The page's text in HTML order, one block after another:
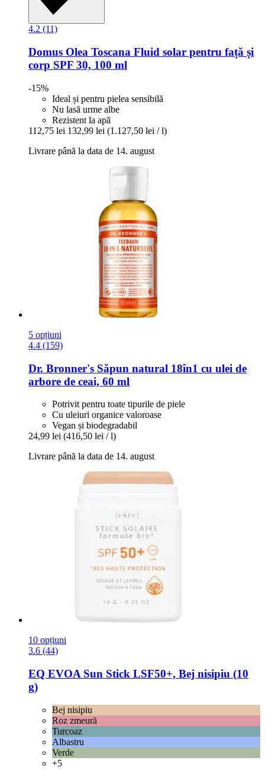
4.2 (11)
Domus Olea Toscana Fluid solar pentru față și
corp SPF 30, 100 ml
-15%
Ideal și pentru pielea sensibilă
Nu lasă urme albe
Rezistent la apă
112,75 lei 132,99 lei (1.127,50 lei / l)
Livrare până la data de 14. august
5 opțiuni
4.4 (159)
Dr. Bronner's Săpun natural 18în1 cu ulei de
arbore de ceai, 60 ml
Potrivit pentru toate tipurile de piele
Cu uleiuri organice valoroase
Vegan și biodegradabil
24,99 lei (416,50 lei / l)
Livrare până la data de 14. august
10 opțiuni
3.6 (44)
EQ EVOA Sun Stick LSF50+, Bej nisipiu (10
g)
Bej nisipiu
Roz zmeură
Turcoaz
Albastru
Verde
+5